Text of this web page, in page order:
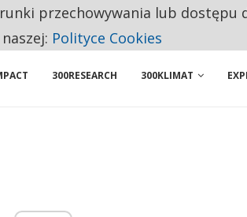
PODMIOTY Z POLSKI
300RESEARCH 300KLIMAT
przechowywania lub dostępu
Polityce Cookies